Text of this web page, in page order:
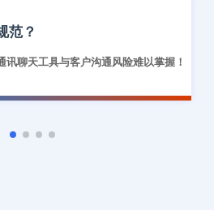
范？
讯聊天工具与客户沟通风险难以掌握！